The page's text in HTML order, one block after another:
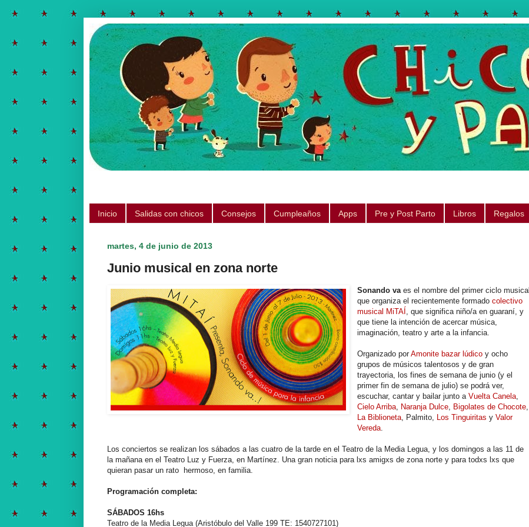
Inicio Salidas con chicos Consejos Cumpleaños Apps Pre y Post Parto Libros Regalos
martes, 4 de junio de 2013
Junio musical en zona norte
Sonando va es el nombre del primer ciclo musical
que organiza el recientemente formadocolectivo
musical MiTAÍ
, que significa niño/a en guaraní, y
que tiene la intención de acercar música,
imaginación, teatro y arte a la infancia.
Organizado porAmonite bazar lúdico y ocho
grupos de músicos talentosos y de gran
trayectoria, los fines de semana de junio (y el
primer fin de semana de julio) se podrá ver,
escuchar, cantar y bailar junto aVuelta Canela
Cielo Arriba
Naranja Dulce Bigolates de Chocote
La Biblioneta , Palmito, Los Tinguiritas yValor
Vereda
Los conciertos se realizan los sábados a las cuatro de la tarde en el Teatro de la Media Legua, y los domingos a las 11 de
la mañana en el Teatro Luz y Fuerza, en Martínez. Una gran noticia para lxs amigxs de zona norte y para todxs lxs que
quieran pasar un rato hermoso, en familia.
Programación completa:
SÁBADOS 16hs
Teatro de la Media Legua (Aristóbulo del Valle 199 TE: 1540727101)